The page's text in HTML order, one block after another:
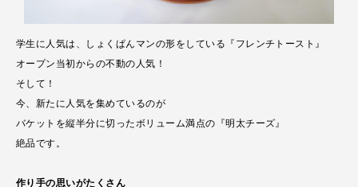
学生に人気は、しょくぱんマンの形をしている『フレンチトースト』
オープン当初からの不動の人気！
そして！
今、新たに人気を集めているのが
バケットを縦半分に切ったボリューム満点の『明太チーズ』
絶品です。
作り手の思いがたくさん